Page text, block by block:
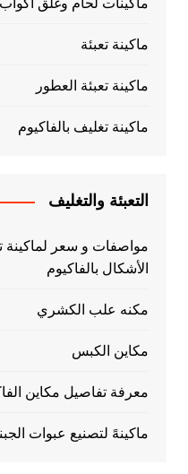
ماكينات لحام وغلق اكواب
ماكينة تعبئة
ماكينة تعبئة العطور
ماكينة تغليف بالفاكيوم
التعبئة والتغليف
مواصفات و سعر لماكينة
الأشكال بالفاكيوم
مكنه علب الكشري
مكاين الكبس
معرفة تفاصيل مكاين
ماكينهً لتصنيع عبوات